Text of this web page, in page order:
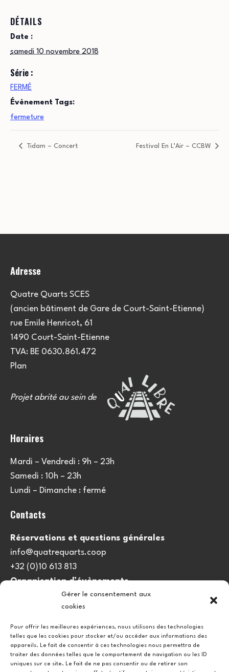
Gérer le consentement aux
cookies
Pour offrir les meilleures expériences, nous utilisons des technologies
telles que les cookies pour stocker et/ou accéder aux informations des
appareils. Le fait de consentir à ces technologies nous permettra de
traiter des données telles que le comportement de navigation ou les ID
uniques sur ce site. Le fait de ne pas consentir ou de retirer son
DÉTAILS
Date :
samedi 10 novembre 2018
Série :
FERMÉ
Évènement Tags:
fermeture
Tidam – Concert Festival En L’Air – CCBW
Adresse
Quatre Quarts SCES
(ancien bâtiment de Gare de Court-Saint-Etienne)
rue Emile Henricot, 61
1490 Court-Saint-Etienne
TVA: BE 0630.861.472
Plan
Projet abrité au sein de
Horaires
Mardi – Vendredi : 9h – 23h
Samedi : 10h – 23h
Lundi – Dimanche : fermé
Contacts
Réservations et questions générales
info@quatrequarts.coop
+32 (0)10 613 813
Organisation d’évènements
viedulieu@quatrequarts.coop
Politique de cookies (UE)